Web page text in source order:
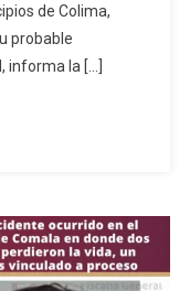
de Colima,
probable
informa la […]